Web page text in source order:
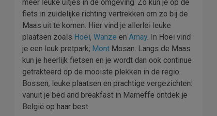
meer leuke uitjes in de omgeving. Zo kun je op de
fiets in zuidelijke richting vertrekken om zo bij de
Maas uit te komen. Hier vind je allerlei leuke
plaatsen zoals Hoei, Wanze en Amay. In Hoei vind
je een leuk pretpark; Mont Mosan. Langs de Maas
kun je heerlijk fietsen en je wordt dan ook continue
getrakteerd op de mooiste plekken in de regio.
Bossen, leuke plaatsen en prachtige vergezichten:
vanuit je bed and breakfast in Marneffe ontdek je
België op haar best.